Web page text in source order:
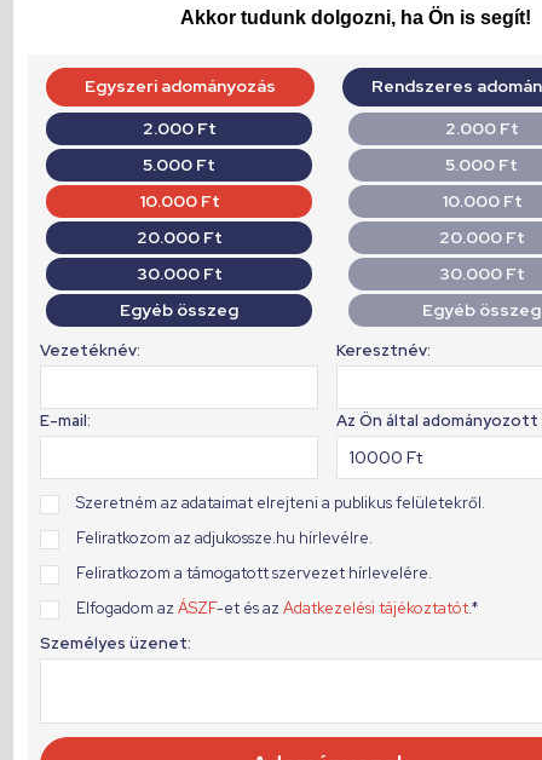
Akkor tudunk dolgozni, ha Ön is segít!